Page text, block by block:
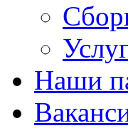
Наши